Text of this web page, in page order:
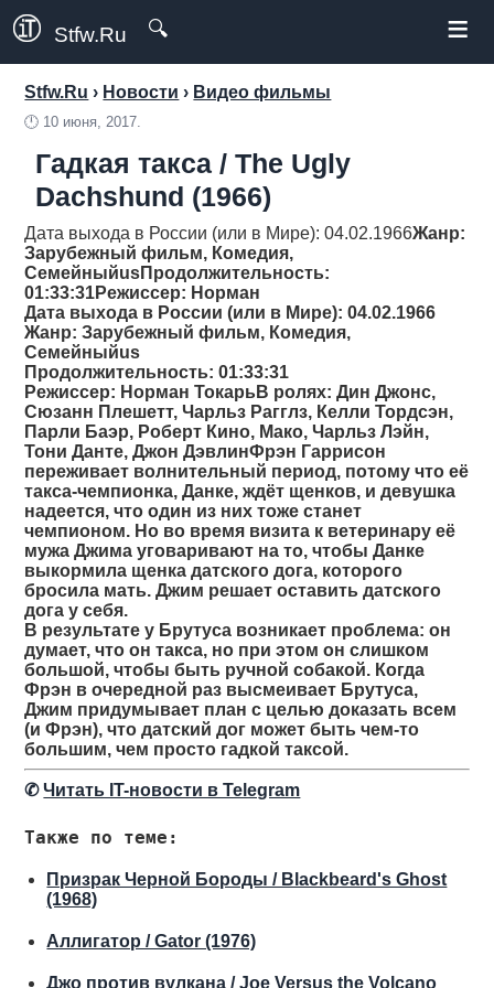
Stfw.Ru 🔍 ≡
Stfw.Ru › Новости › Видео фильмы
🕛 10 июня, 2017.
Гадкая такса / The Ugly
Dachshund (1966)
Дата выхода в России (или в Мире): 04.02.1966Жанр:
Зарубежный фильм, Комедия,
СемейныйusПродолжительность:
01:33:31Режиссер: Норман
Дата выхода в России (или в Мире): 04.02.1966
Жанр: Зарубежный фильм, Комедия,
Семейныйus
Продолжительность: 01:33:31
Режиссер: Норман ТокарьВ ролях: Дин Джонс,
Сюзанн Плешетт, Чарльз Рагглз, Келли Тордсэн,
Парли Баэр, Роберт Кино, Мако, Чарльз Лэйн,
Тони Данте, Джон ДэвлинФрэн Гаррисон
переживает волнительный период, потому что её
такса-чемпионка, Данке, ждёт щенков, и девушка
надеется, что один из них тоже станет
чемпионом. Но во время визита к ветеринару её
мужа Джима уговаривают на то, чтобы Данке
выкормила щенка датского дога, которого
бросила мать. Джим решает оставить датского
дога у себя.
В результате у Брутуса возникает проблема: он
думает, что он такса, но при этом он слишком
большой, чтобы быть ручной собакой. Когда
Фрэн в очередной раз высмеивает Брутуса,
Джим придумывает план с целью доказать всем
(и Фрэн), что датский дог может быть чем-то
большим, чем просто гадкой таксой.
✆Читать IT-новости в Telegram
Также по теме:
Призрак Черной Бороды / Blackbeard's Ghost
(1968)
Аллигатор / Gator (1976)
Джо против вулкана / Joe Versus the Volcano